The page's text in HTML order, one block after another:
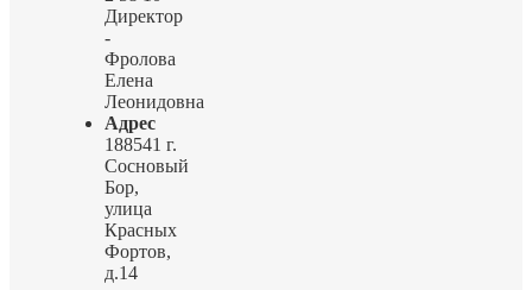
Директор
-
Фролова
Елена
Леонидовна
Адрес
188541 г.
Сосновый
Бор,
улица
Красных
Фортов,
д.14